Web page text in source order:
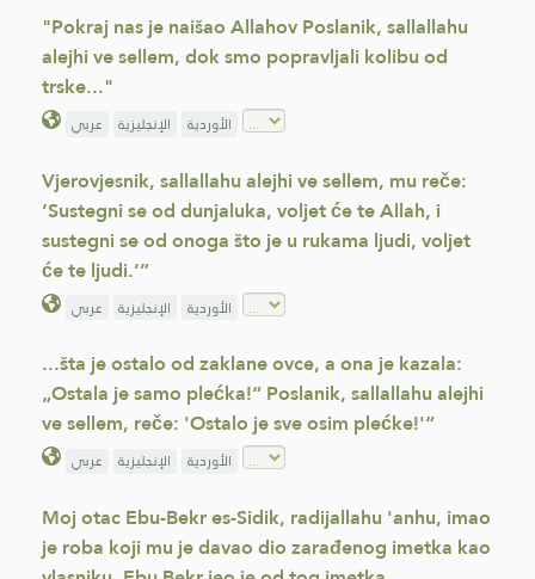
"Pokraj nas je naišao Allahov Poslanik, sallallahu
alejhi ve sellem, dok smo popravljali kolibu od
trske..."
عربي الإنجليزية الأوردية
Vjerovjesnik, sallallahu alejhi ve sellem, mu reče:
‘Sustegni se od dunjaluka, voljet će te Allah, i
sustegni se od onoga što je u rukama ljudi, voljet
će te ljudi.’”
عربي الإنجليزية الأوردية
...šta je ostalo od zaklane ovce, a ona je kazala:
„Ostala je samo plećka!“ Poslanik, sallallahu alejhi
ve sellem, reče: 'Ostalo je sve osim plećke!'“
عربي الإنجليزية الأوردية
Moj otac Ebu-Bekr es-Sidik, radijallahu 'anhu, imao
je roba koji mu je davao dio zarađenog imetka kao